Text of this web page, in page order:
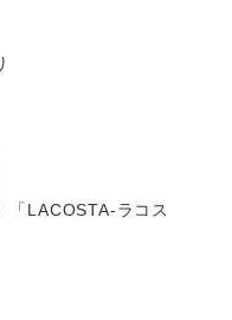
「LACOSTA-ラコス